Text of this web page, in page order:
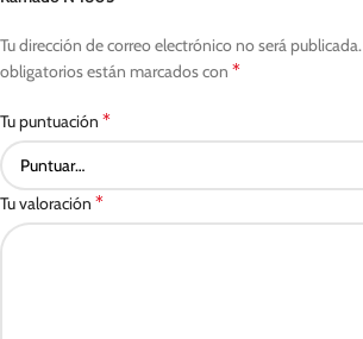
Tu dirección de correo electrónico no será publicada.
obligatorios están marcados con *
Tu puntuación *
Tu valoración *